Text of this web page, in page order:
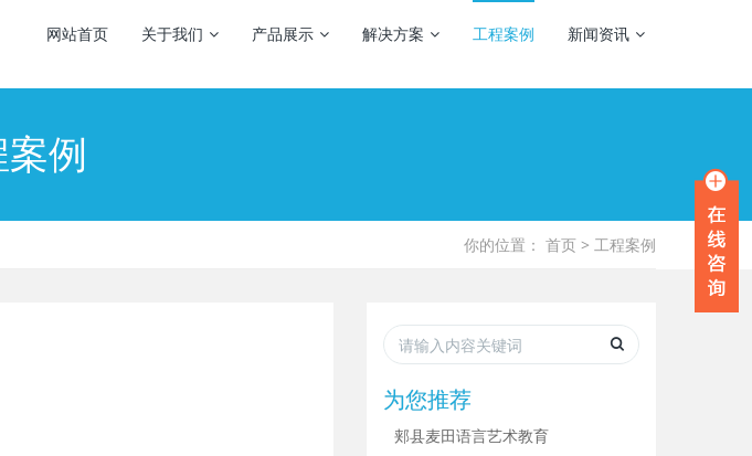
网站首页 关于我们 产品展示 解决方案 工程案例 新闻资讯
例
你的位置： 首页 > 工程案例
为您推荐
郏县麦田语言艺术教育